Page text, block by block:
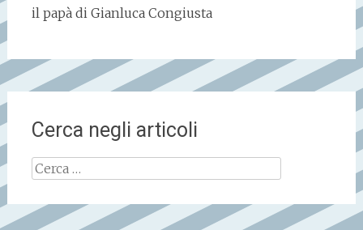
il papà di Gianluca Congiusta
Cerca negli articoli
Ricerca